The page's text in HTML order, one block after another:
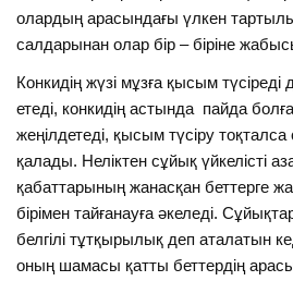
олардың арасындағы үлкен
салдарынан олар бір – біріне
Конкидің жүзі мұзға қысым
етеді, конкидің астында пайда
жеңілдетеді, қысым түсіру тоқталса
қалады. Неліктен сұйық үйкелісті
қабаттарының жанасқан беттерге
бірімен тайғанауға әкеледі.
белгілі тұтқырылық деп аталатын
оның шамасы қатты беттердің